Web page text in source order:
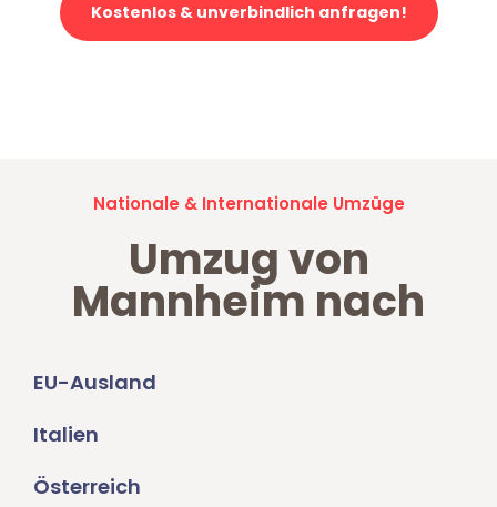
Kostenlos & unverbindlich anfragen!
Nationale & Internationale Umzüge
Umzug von
Mannheim nach
EU-Ausland
Italien
Österreich